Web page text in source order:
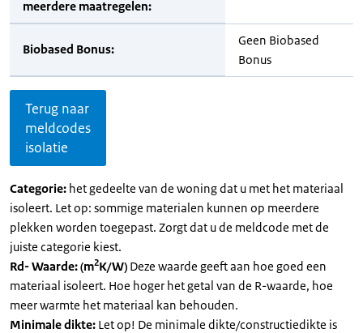
meerdere maatregelen:
Biobased Bonus:
Geen Biobased
Bonus
Terug naar
meldcodes
isolatie
Categorie: het gedeelte van de woning dat u met het materiaal
isoleert. Let op: sommige materialen kunnen op meerdere
plekken worden toegepast. Zorgt dat u de meldcode met de
juiste categorie kiest.
Rd- Waarde: (m2K/W) Deze waarde geeft aan hoe goed een
materiaal isoleert. Hoe hoger het getal van de R-waarde, hoe
meer warmte het materiaal kan behouden.
Minimale dikte: Let op! De minimale dikte/constructiedikte is